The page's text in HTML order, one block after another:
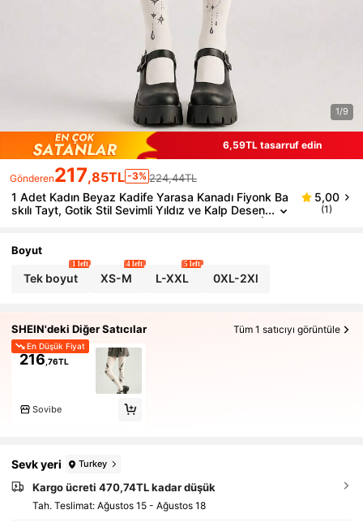
1/9
6,59TL tasarruf edin
Gönderen217,85TL -3% 224,44TL
1 Adet Kadın Beyaz Kadife Yarasa Kanadı Fiyonk Ba
skılı Tayt, Gotik Stil Sevimli Yıldız ve Kalp Desen
5,00
(1)
Boyut
Tek boyut
1 left
XS-M
4 left
L-XXL
5 left
0XL-2Xl
SHEIN'deki Diğer Satıcılar Tüm 1 satıcıyı görüntüle
En Düşük Fiyat
216 ,76TL
Sovibe
Sevk yeri Turkey
Kargo ücreti 470,74TL kadar düşük
Tah. Teslimat: Ağustos 15 - Ağustos 18